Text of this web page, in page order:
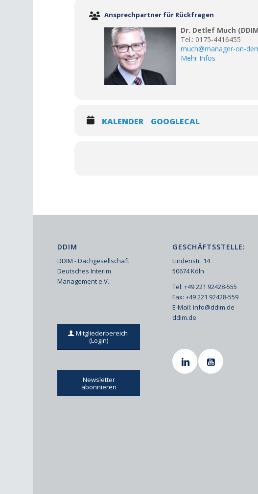
Ansprechpartner für Rückfragen
Dr. Detlef Much
Tel.: 0175-4416455
much@manager-on-
Mehr Infos
KALENDER GOOGLECAL
DDIM
DDIM - Dachgesellschaft
Deutsches Interim
Management e.V.
Mitgliederbereich
(Login)
Newsletter
abonnieren
GESCHÄFTSSTELLE:
Lindenstr. 14
50674 Köln
Tel: +49 221 92428-555
Fax: +49 221 92428-559
E-Mail:info@ddim.de
ddim.de